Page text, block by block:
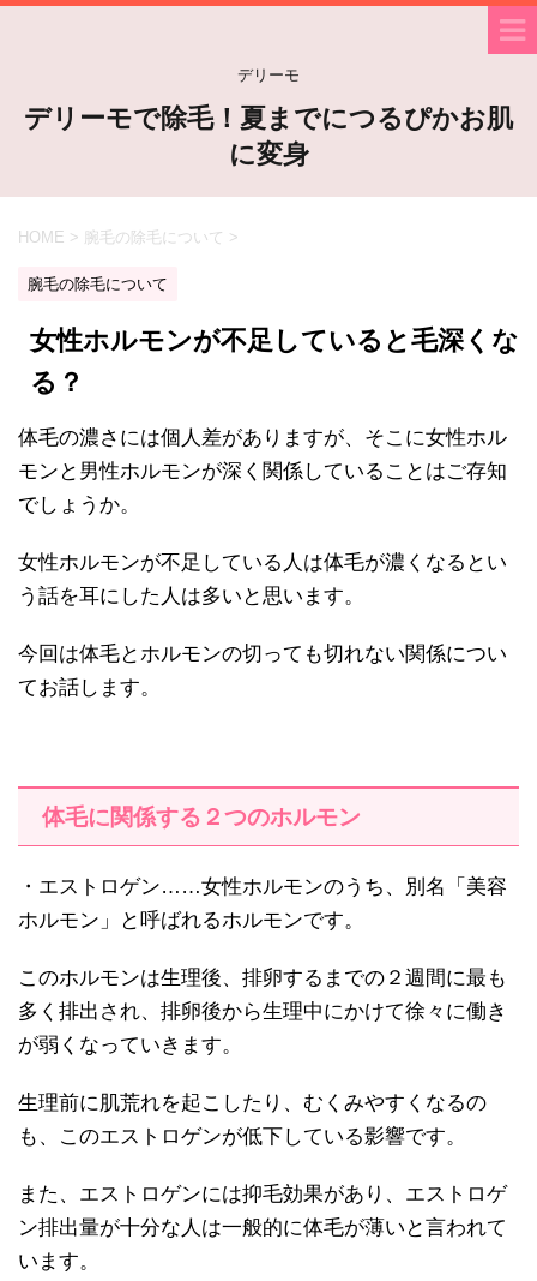
デリーモ
デリーモで除毛！夏までにつるぴかお肌
に変身
HOME > 腕毛の除毛について >
腕毛の除毛について
女性ホルモンが不足していると毛深くな
る？
体毛の濃さには個人差がありますが、そこに女性ホル
モンと男性ホルモンが深く関係していることはご存知
でしょうか。
女性ホルモンが不足している人は体毛が濃くなるとい
う話を耳にした人は多いと思います。
今回は体毛とホルモンの切っても切れない関係につい
てお話します。
体毛に関係する２つのホルモン
・エストロゲン……女性ホルモンのうち、別名「美容
ホルモン」と呼ばれるホルモンです。
このホルモンは生理後、排卵するまでの２週間に最も
多く排出され、排卵後から生理中にかけて徐々に働き
が弱くなっていきます。
生理前に肌荒れを起こしたり、むくみやすくなるの
も、このエストロゲンが低下している影響です。
また、エストロゲンには抑毛効果があり、エストロゲ
ン排出量が十分な人は一般的に体毛が薄いと言われて
います。